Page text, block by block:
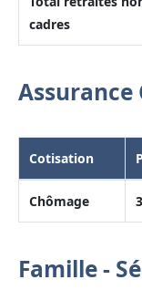
cadres
Assurance
Cotisation
Chômage
Famille -